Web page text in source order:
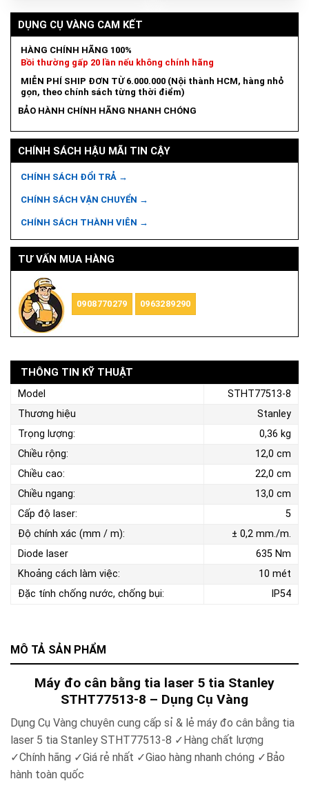
DỤNG CỤ VÀNG CAM KẾT
HÀNG CHÍNH HÃNG 100%
Bồi thường gấp 20 lần nếu không chính hãng
MIỄN PHÍ SHIP ĐƠN TỪ 6.000.000 (Nội thành HCM, hàng nhỏ
gọn, theo chính sách từng thời điểm)
BẢO HÀNH CHÍNH HÃNG NHANH CHÓNG
CHÍNH SÁCH HẬU MÃI TIN CẬY
CHÍNH SÁCH ĐỔI TRẢ →
CHÍNH SÁCH VẬN CHUYỂN →
CHÍNH SÁCH THÀNH VIÊN →
TƯ VẤN MUA HÀNG
0908770279 0963289290
MÔ TẢ SẢN PHẨM
Máy đo cân bằng tia laser 5 tia Stanley
STHT77513-8 – Dụng Cụ Vàng
Dụng Cụ Vàng chuyên cung cấp sỉ & lẻ máy đo cân bằng tia
laser 5 tia Stanley STHT77513-8 ✓ Hàng chất lượng
✓Chính hãng ✓Giá rẻ nhất ✓Giao hàng nhanh chóng ✓ Bảo
hành toàn quốc
THÔNG TIN KỸ THUẬT
Model
STHT77513-8
Thương hiệu
Stanley
Trọng lượng:
0,36 kg
Chiều rộng:
12,0 cm
Chiều cao:
22,0 cm
Chiều ngang:
13,0 cm
Cấp độ laser:
5
Độ chính xác (mm / m):
± 0,2 mm./m.
Diode laser
635 Nm
Khoảng cách làm việc:
10 mét
Đặc tính chống nước, chống bụi:
IP54